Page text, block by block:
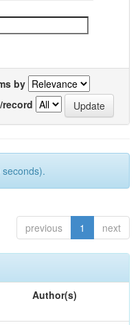
by
previous 1 next
Author(s)